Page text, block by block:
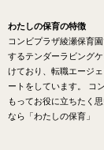
わたしの保育の特徴
コンビプラザ綾瀬保育
するテンダーラビング
けており、転職エージ
ートをしています。 コ
もってお役に立ちたく
なら「わたしの保育」